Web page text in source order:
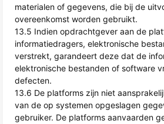
materialen of gegevens, die bij de
overeenkomst worden gebruikt.
13.5 Indien opdrachtgever aan de
informatiedragers, elektronische
verstrekt, garandeert deze dat de
elektronische bestanden of software
defecten.
13.6 De platforms zijn niet
van de op systemen opgeslagen
gebruiker. De platforms aanvaarden